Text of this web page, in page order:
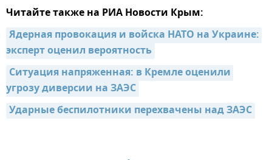
Читайте также на РИА Новости Крым:
Ядерная провокация и войска НАТО на Украине:
эксперт оценил вероятность
Ситуация напряженная: в Кремле оценили
угрозу диверсии на ЗАЭС
Ударные беспилотники перехвачены над ЗАЭС